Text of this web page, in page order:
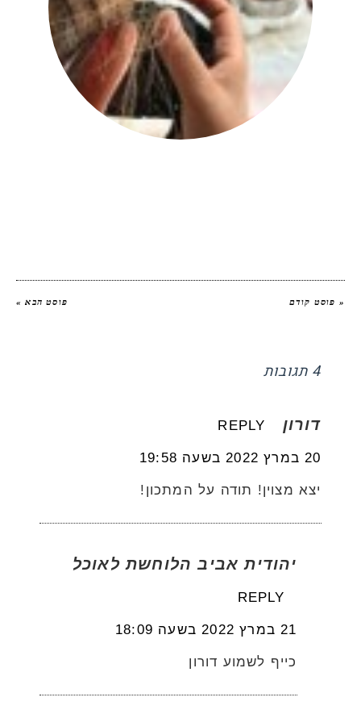
« פוסט קודם פוסט הבא »
4 תגובות
דורון REPLY
20 במרץ 2022 בשעה 19:58
יצא מצוין! תודה על המתכון!
יהודית אביב הלוחשת לאוכל
REPLY
21 במרץ 2022 בשעה 18:09
כייף לשמוע דורון